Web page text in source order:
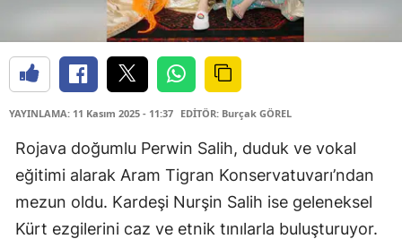
YAYINLAMA: 11 Kasım 2025 - 11:37 EDİTÖR: Burçak GÖREL
Rojava doğumlu Perwin Salih, duduk ve vokal
eğitimi alarak Aram Tigran Konservatuvarı’ndan
mezun oldu. Kardeşi Nurşin Salih ise geleneksel
Kürt ezgilerini caz ve etnik tınılarla buluşturuyor.